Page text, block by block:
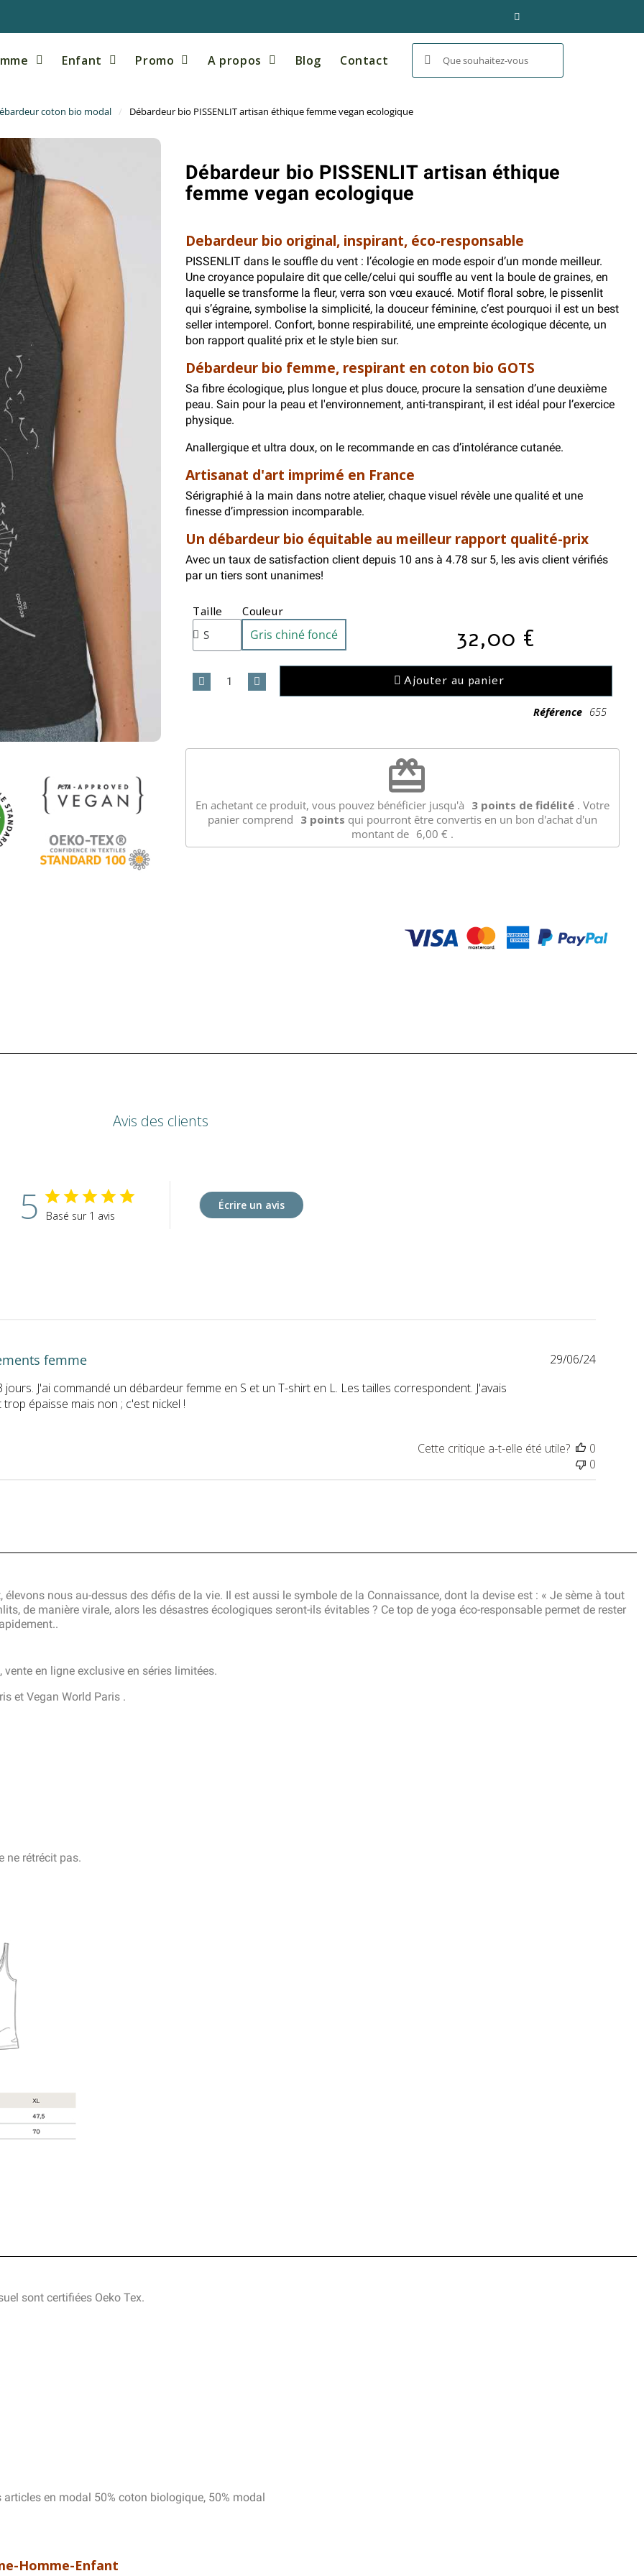
Enfant Promo A propos Blog Contact
coton bio modal Débardeur bio PISSENLIT artisan éthique femme vegan ecologique
Débardeur bio PISSENLIT artisan éthique
femme vegan ecologique
Debardeur bio original, inspirant, éco-responsable
PISSENLIT dans le souffle du vent : l’écologie en mode espoir d’un monde meilleur.
Une croyance populaire dit que celle/celui qui souffle au vent la boule de graines, en
laquelle se transforme la fleur, verra son vœu exaucé. Motif floral sobre, le pissenlit
qui s’égraine, symbolise la simplicité, la douceur féminine, c’est pourquoi il est un best
seller intemporel. Confort, bonne respirabilité, une empreinte écologique décente, un
bon rapport qualité prix et le style bien sur.
Débardeur bio femme, respirant en coton bio GOTS
Sa fibre écologique, plus longue et plus douce, procure la sensation d’une deuxième
peau. Sain pour la peau et l'environnement, anti-transpirant, il est idéal pour l’exercice
physique.
Anallergique et ultra doux, on le recommande en cas d’intolérance cutanée.
Artisanat d'art imprimé en France
Sérigraphié à la main dans notre atelier, chaque visuel révèle une qualité et une
finesse d’impression incomparable.
Un débardeur bio équitable au meilleur rapport qualité-prix
Avec un taux de satisfaction client depuis 10 ans à 4.78 sur 5, les avis client vérifiés
par un tiers sont unanimes!
Taille
Couleur
Gris chiné foncé
32,00 €
Ajouter au panier
Référence 655
redeem
En achetant ce produit, vous pouvez bénéficier jusqu'à 3points de fidélité. Votre
panier comprend 3points qui pourront être convertis en un bon d'achat d'un
montant de 6,00 € .
Avis des clients
5 Basé sur 1 avis
Écrire un avis
femme
J'ai commandé un débardeur femme en S et un T-shirt en L. Les tailles correspondent. J'avais
épaisse mais non ; c'est nickel !
Date
29/06/24
Cette critique a-t-elle été utile?
0
0
nous au-dessus des défis de la vie. Il est aussi le symbole de la Connaissance, dont la devise est : « Je sème à tout
de manière virale, alors les désastres écologiques seront-ils évitables ? Ce top de yoga éco-responsable permet de rester
en ligne exclusive en séries limitées.
et Vegan World Paris .
ne rétrécit pas.
sont certifiées Oeko Tex.
en modal 50% coton biologique, 50% modal
Homme-Enfant